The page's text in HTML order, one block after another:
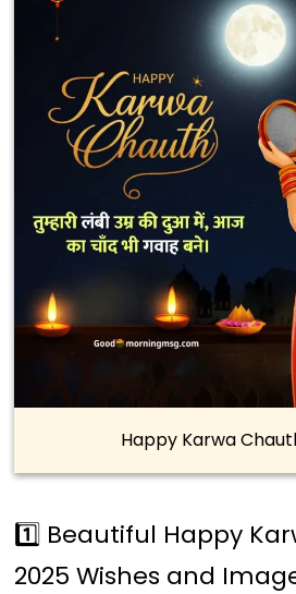
Happy Karwa
1️⃣ Beautiful Happy
2025 Wishes and